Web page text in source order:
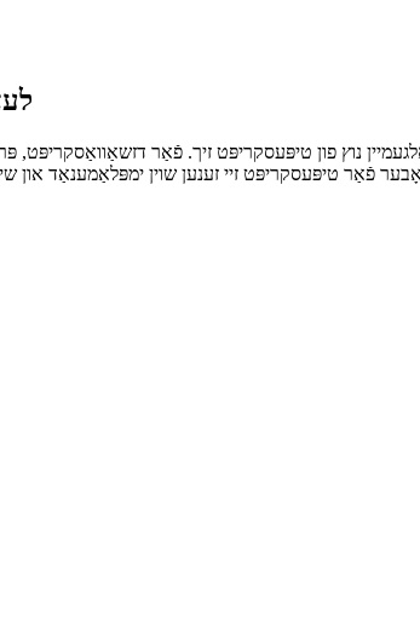
נוץ פון טיפּעסקריפּט זיך. פֿאַר דזשאַוואַסקריפּט,